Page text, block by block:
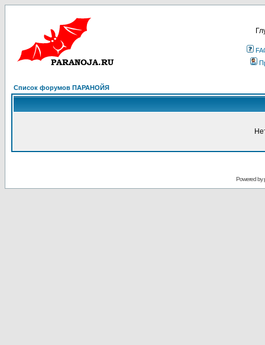
Список форумов ПАРАНОЙЯ
Powered by